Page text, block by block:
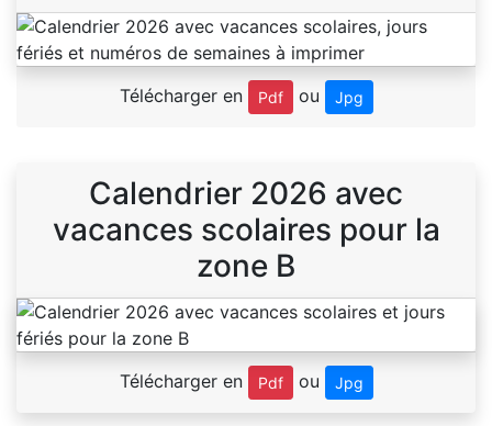
Télécharger en Pdf ou Jpg
Calendrier 2026 avec
vacances scolaires pour la
zone B
Télécharger en Pdf ou Jpg